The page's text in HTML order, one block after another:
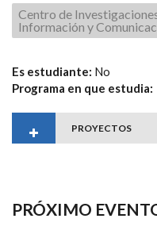
Centro de
Información y
Es estudiante: No
Programa en que estudia:
PROYECTOS
PRÓXIMO